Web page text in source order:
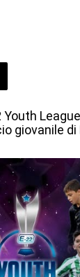
giovanile di